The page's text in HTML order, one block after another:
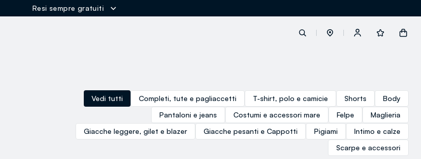
Resi sempre gratuiti
button.loginandregister
button.order.tracking
Vedi tutti Completi, tute e pagliaccetti T-shirt, polo e camicie Shorts
Body
Pantaloni e jeans
Costumi e accessori mare Felpe
Maglieria
Giacche leggere, gilet e blazer
Giacche pesanti e Cappotti Pigiami
Intimo e calze
Scarpe e accessori